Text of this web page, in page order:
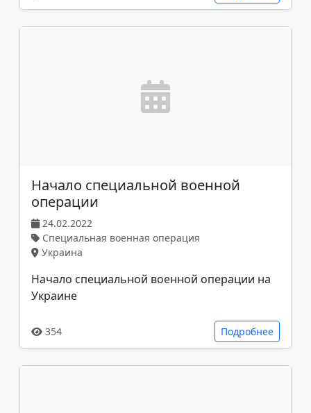
Начало специальной военной
операции
24.02.2022
Специальная военная операция
Украина
Начало специальной военной операции на
Украине
354 Подробнее